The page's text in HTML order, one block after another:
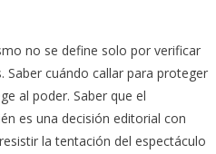
no se define solo por verificar
cuándo callar para proteger
al poder. Saber que el
es una decisión editorial con
la tentación del espectáculo